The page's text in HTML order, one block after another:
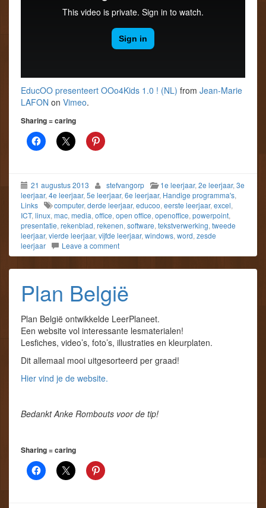
EducOO presenteert OOo4Kids 1.0 ! (NL) from Jean-Marie
LAFON on Vimeo.
Sharing = caring
21 augustus 2013 stefvangorp 1e leerjaar, 2e leerjaar, 3e
leerjaar, 4e leerjaar, 5e leerjaar, 6e leerjaar, Handige programma's,
Links
computer, derde leerjaar, educoo, eerste leerjaar, excel,
ICT, linux, mac, media, office, open office, openoffice, powerpoint,
presentatie, rekenblad, rekenen, software, tekstverwerking, tweede
leerjaar, vierde leerjaar, vijfde leerjaar, windows, word, zesde
leerjaar
Leave a comment
Plan België
Plan België ontwikkelde LeerPlaneet.
Een website vol interessante lesmaterialen!
Lesfiches, video’s, foto’s, illustraties en kleurplaten.
Dit allemaal mooi uitgesorteerd per graad!
Hier vind je de website.
Bedankt Anke Rombouts voor de tip!
Sharing = caring